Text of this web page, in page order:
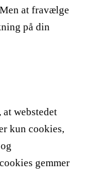
at fravælge
på din
webstedet
kun cookies,
gemmer